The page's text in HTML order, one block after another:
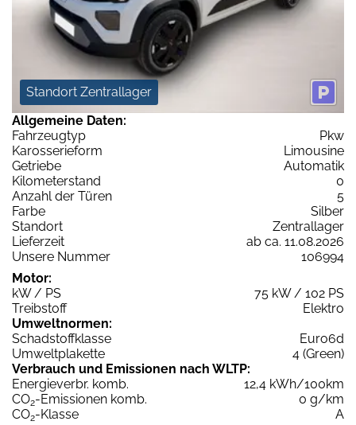
Standort Zentrallager
Allgemeine Daten:
Fahrzeugtyp
Pkw
Karosserieform
Limousine
Getriebe
Automatik
Kilometerstand
0
Anzahl der Türen
5
Farbe
Silber
Standort
Zentrallager
Lieferzeit
ab ca. 11.08.2026
Unsere Nummer
106994
Motor:
kW / PS
75 kW / 102 PS
Treibstoff
Elektro
Umweltnormen:
Schadstoffklasse
Euro6d
Umweltplakette
4 (Green)
Verbrauch und Emissionen nach WLTP:
Energieverbr. komb.
12,4 kWh/100km
CO2-Emissionen komb.
0 g/km
CO2-Klasse
A